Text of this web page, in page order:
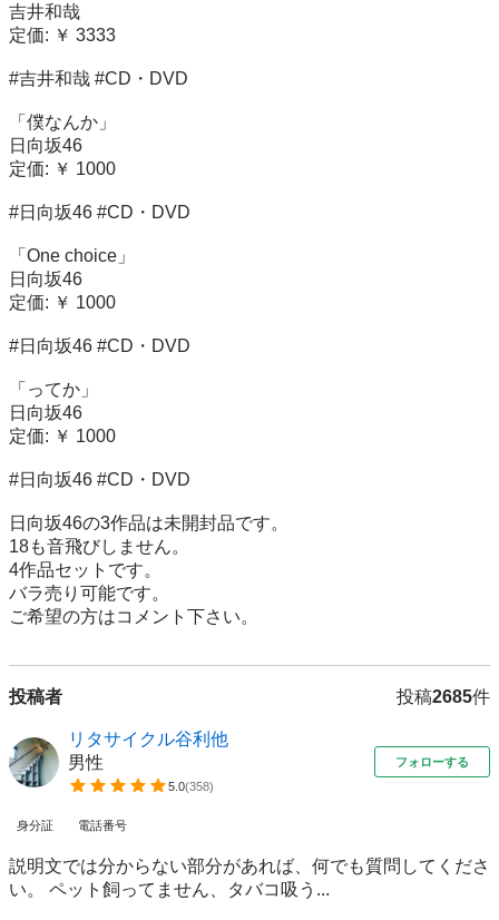
吉井和哉
定価: ￥ 3333
#吉井和哉 #CD・DVD
「僕なんか」
日向坂46
定価: ￥ 1000
#日向坂46 #CD・DVD
「One choice」
日向坂46
定価: ￥ 1000
#日向坂46 #CD・DVD
「ってか」
日向坂46
定価: ￥ 1000
#日向坂46 #CD・DVD
日向坂46の3作品は未開封品です。
18も音飛びしません。
4作品セットです。
バラ売り可能です。
ご希望の方はコメント下さい。
投稿者 投稿2685件
リタサイクル谷利他
男性
5.0(358)
フォローする
身分証 電話番号
説明文では分からない部分があれば、何でも質問してくださ
い。 ペット飼ってません、タバコ吸う...